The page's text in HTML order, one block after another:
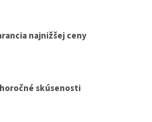
najnižšej ceny
skúsenosti